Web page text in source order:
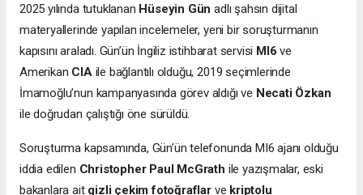
2025 yılında tutuklanan Hüseyin Gün adlı şahsın dijital
materyallerinde yapılan incelemeler, yeni bir soruşturmanın
kapısını araladı. Gün’ün İngiliz istihbarat servisi MI6 ve
Amerikan CIAile bağlantılı olduğu, 2019 seçimlerinde
İmamoğlu’nun kampanyasında görev aldığı ve Necati Özkan
ile doğrudan çalıştığı öne sürüldü.
Soruşturma kapsamında, Gün’ün telefonunda MI6 ajanı olduğu
iddia edilen Christopher Paul McGrath ile yazışmalar, eski
bakanlara ait gizli çekim fotoğraflarve kriptolu